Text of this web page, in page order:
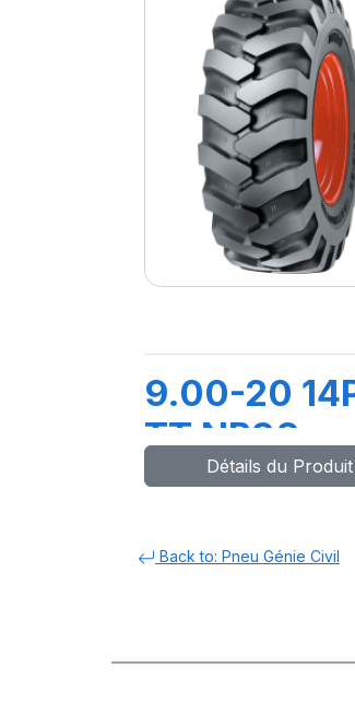
9.00-20
TT NB38
Détails du Produit
Back to: Pneu Génie Civil